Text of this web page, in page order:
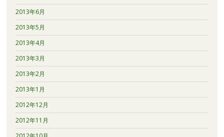
2013年6月
2013年5月
2013年4月
2013年3月
2013年2月
2013年1月
2012年12月
2012年11月